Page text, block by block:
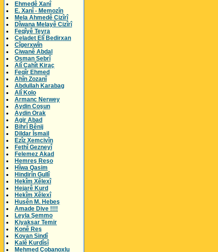
Ehmedê Xanî
E. Xanî - Memozîn
Mela Ahmedê Cizîrî
Dîwana Melayê Cizîrî
Feqîyê Teyra
Celadet Elî Bedirxan
Cîgerxwîn
Ciwanê Abdal
Osman Sebrî
Alî Cahît Kiraç
Feqîr Ehmed
Ahîn Zozanî
Abdullah Karabag
Alî Kolo
Armanc Nerwey
Aydin Coşun
Aydin Orak
Agir Abad
Bihrî Bênij
Dildar Îsmail
Ezîz Xemcivîn
Fethî Gezneyî
Felemez Akad
Hemreş Reşo
Hîwa Qasim
Hindirîn Gullî
Hekîm Xêlexî
Hejarê Kurd
Hekîm Xêlexî
Husên M. Hebeş
Amade Dive !!!!
Leyla Şemmo
Kiyaksar Temir
Konê Reş
Kovan Sindî
Kalê Kurdîsî
Mehmed Çobanoxlu